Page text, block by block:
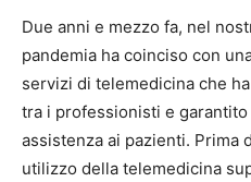
Due anni e mezzo fa, nel
pandemia ha coinciso con
servizi di telemedicina che
tra i professionisti e
assistenza ai pazienti. Prima
utilizzo della telemedicina